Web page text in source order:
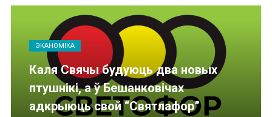
ЭКАНОМІКА
Каля Свячы будуюць два новых
птушнікі, а ў Бешанковічах
адкрыюць свой “Святлафор”